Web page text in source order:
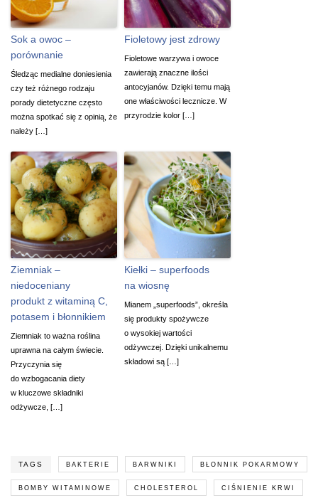
Sok a owoc –
porównanie
Śledząc medialne doniesienia
czy też różnego rodzaju
porady dietetyczne często
można spotkać się z opinią, że
należy […]
Fioletowy jest zdrowy
Fioletowe warzywa i owoce
zawierają znaczne ilości
antocyjanów. Dzięki temu mają
one właściwości lecznicze. W
przyrodzie kolor […]
Ziemniak –
niedoceniany
produkt z witaminą C,
potasem i błonnikiem
Ziemniak to ważna roślina
uprawna na całym świecie.
Przyczynia się
do wzbogacania diety
w kluczowe składniki
odżywcze, […]
Kiełki – superfoods
na wiosnę
Mianem „superfoods”, określa
się produkty spożywcze
o wysokiej wartości
odżywczej. Dzięki unikalnemu
składowi są […]
TAGS BAKTERIE BARWNIKI BŁONNIK POKARMOWY
BOMBY WITAMINOWE CHOLESTEROL CIŚNIENIE KRWI